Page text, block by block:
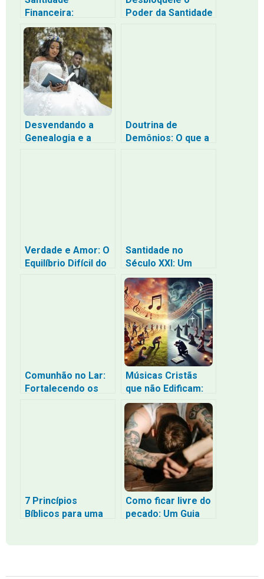
Financeira:
Desbloqueando o
Poder do Dinheiro
para uma Vida mais
Plena
Poder da Santidade
Desvendando a
Genealogia e a
Doutrina de
Demônios: O que a
Verdade e Amor: O
Equilíbrio Difícil do
Santidade no
Século XXI: Um
Chamado à
Transformação
Comunhão no Lar:
Fortalecendo os
Músicas Cristãs
que não Edificam:
Uma Reflexão
sobre a
Centralização no
“Eu” e a Falta de
Adoração a Deus
7 Princípios
Bíblicos para uma
Como ficar livre do
pecado: Um Guia